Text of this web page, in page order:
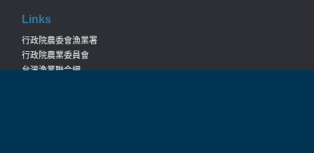
Links
行政院農委會漁業署
行政院農業委員會
台灣漁業聯合網